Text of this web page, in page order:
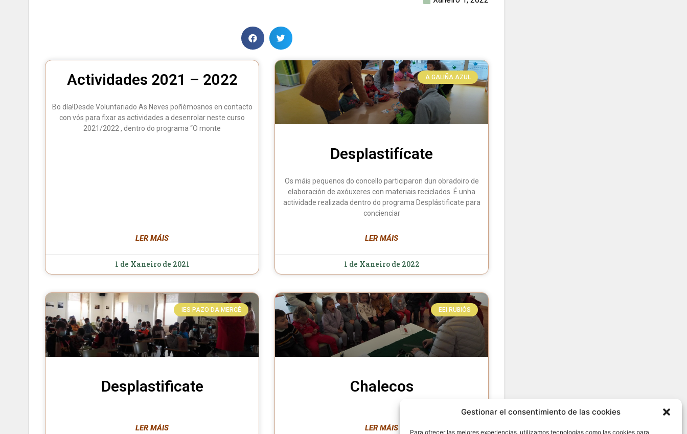
Gestionar el consentimiento de las cookies
Para ofrecer las mejores experiencias, utilizamos tecnologías como las cookies para
Actividades 2021 – 2022
Bo día!Desde Voluntariado As Neves poñémosnos en contacto
con vós para fixar as actividades a desenrolar neste curso
2021/2022 , dentro do programa “O monte
LER MÁIS
1 de Xaneiro de 2021
A GALIÑA AZUL
Desplastifícate
Os máis pequenos do concello participaron dun obradoiro de
elaboración de axóuxeres con materiais reciclados. É unha
actividade realizada dentro do programa Desplástificate para
concienciar
LER MÁIS
1 de Xaneiro de 2022
IES PAZO DA MERCÉ
Desplastificate
LER MÁIS
EEI RUBIÓS
Chalecos
LER MÁIS